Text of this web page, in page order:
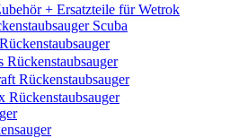
+ Ersatzteile für Wetrok
Scuba
Rückenstaubsauger
Rückenstaubsauger
Rückenstaubsauger